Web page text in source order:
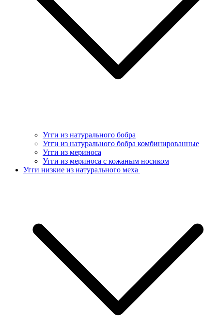
Угги из натурального бобра
Угги из натурального бобра комбинированные
Угги из мериноса
Угги из мериноса с кожаным носиком
Угги низкие из натурального меха